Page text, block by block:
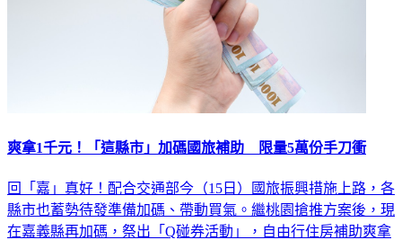
爽拿1千元！「這縣市」加碼國旅補助 限量5萬份手刀衝
回「嘉」真好！配合交通部今（15日）國旅振興措施上路，各
縣市也蓄勢待發準備加碼、帶動買氣。繼桃園搶推方案後，現
在嘉義縣再加碼，祭出「Q碰券活動」，自由行住房補助爽拿